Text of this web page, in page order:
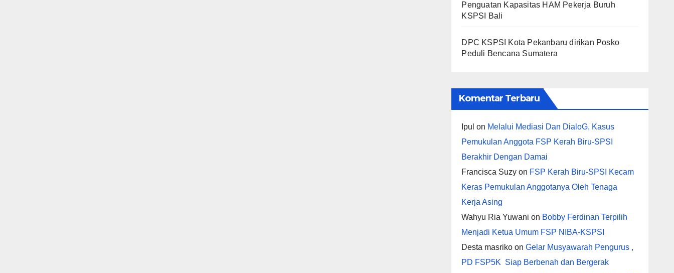
Penguatan Kapasitas HAM Pekerja Buruh
KSPSI Bali
DPC KSPSI Kota Pekanbaru dirikan Posko
Peduli Bencana Sumatera
Komentar Terbaru
Ipul on Melalui Mediasi Dan DialoG, Kasus
Pemukulan Anggota FSP Kerah Biru-SPSI
Berakhir Dengan Damai
Francisca Suzy on FSP Kerah Biru-SPSI Kecam
Keras Pemukulan Anggotanya Oleh Tenaga
Kerja Asing
Wahyu Ria Yuwani on Bobby Ferdinan Terpilih
Menjadi Ketua Umum FSP NIBA-KSPSI
Desta masriko onGelar Musyawarah Pengurus ,
PD FSP5K Siap Berbenah dan Bergerak